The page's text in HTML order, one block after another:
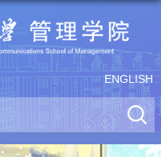
ENGLISH